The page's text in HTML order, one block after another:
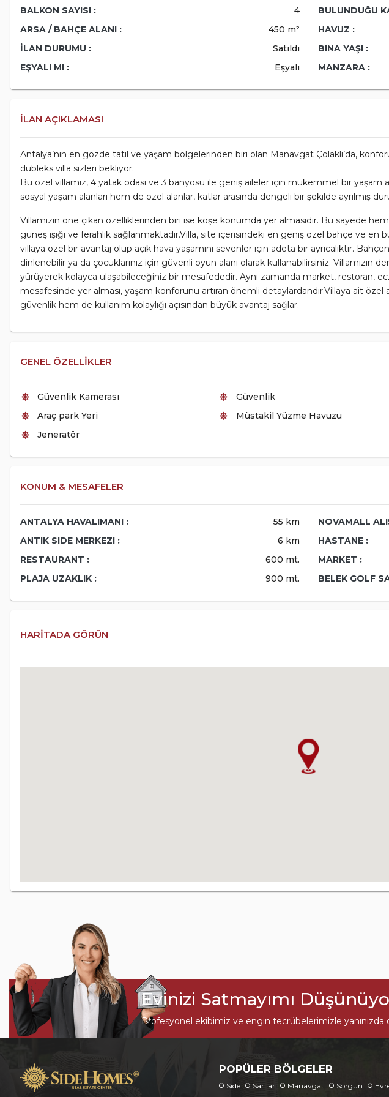
BALKON SAYISI :
4 BULUNDUĞU
ARSA / BAHÇE ALANI :
450 m² HAVUZ :
İLAN DURUMU :
Satıldı BINA YAŞI :
EŞYALI MI :
Eşyalı MANZARA :
İLAN AÇIKLAMASI
Antalya’nın en gözde tatil ve yaşam bölgelerinden biri olan Manavgat Çolaklı’da,
dubleks villa sizleri bekliyor.
Bu özel villamız, 4 yatak odası ve 3 banyosu ile geniş aileler için mükemmel bir yaşam
sosyal yaşam alanları hem de özel alanlar, katlar arasında dengeli bir şekilde ayrılmış
Villamızın öne çıkan özelliklerinden biri ise köşe konumda yer almasıdır. Bu sayede
güneş ışığı ve ferahlık sağlanmaktadır.Villa, site içerisindeki en geniş özel bahçe ve
villaya özel bir avantaj olup açık hava yaşamını sevenler için adeta bir ayrıcalıktır.
dinlenebilir ya da çocuklarınız için güvenli oyun alanı olarak kullanabilirsiniz. Villamızın
yürüyerek kolayca ulaşabileceğiniz bir mesafededir. Aynı zamanda market, restoran,
mesafesinde yer alması, yaşam konforunu artıran önemli detaylardandır.Villaya ait özel
güvenlik hem de kullanım kolaylığı açısından büyük avantaj sağlar.
GENEL ÖZELLIKLER
Güvenlik Kamerası Güvenlik
Araç park Yeri
Müstakil Yüzme Havuzu
Jeneratör
KONUM & MESAFELER
ANTALYA HAVALIMANI : 55 km NOVAMALL
ANTIK SIDE MERKEZI :
6 km HASTANE :
RESTAURANT :
600 mt. MARKET :
PLAJA UZAKLIK :
900 mt. BELEK GOLF
HARITADA GÖRÜN
Metrekare
Yatak Odası
Banyo Sayısı
İlan Numarası
date_range 26.07.2026
Evinizi Satmayımı
Profesyonel ekibimiz ve engin tecrübelerimizle yanınızda
POPÜLER BÖLGELER
Side Sarılar Manavgat Sorgun